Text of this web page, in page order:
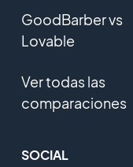
GoodBarber vs
Lovable
Ver todas las
comparaciones
SOCIAL